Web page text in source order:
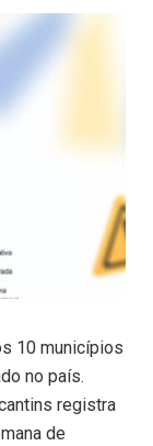
10 municípios
no país.
registra
de